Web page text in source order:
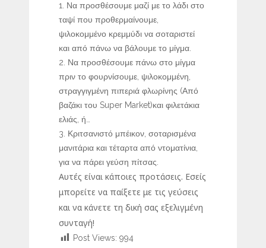
Να προσθέσουμε μαζί με το λάδι στο
ταψί που προθερμαίνουμε,
ψιλοκομμένο κρεμμύδι να σοταριστεί
και από πάνω να βάλουμε το μίγμα.
Να προσθέσουμε πάνω στο μίγμα
πριν το φουρνίσουμε, ψιλοκομμένη,
στραγγιγμένη πιπεριά φλωρίνης (Από
βαζάκι του Super Market)και φιλετάκια
ελιάς, ή…
Κριτσανιστό μπέικον, σοταρισμένα
μανιτάρια και τέταρτα από ντοματίνια,
για να πάρει γεύση πίτσας.
Αυτές είναι κάποιες προτάσεις. Εσείς
μπορείτε να παίξετε με τις γεύσεις
και να κάνετε τη δική σας εξελιγμένη
συνταγή!
Post Views: 994